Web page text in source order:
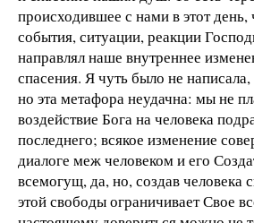
происходившее с нами в этот день,
события, ситуации, реакции
направлял наше внутреннее
спасения. Я чуть было не
но эта метафора неудачна: мы не
воздействие Бога на человека
последнего; всякое изменение
диалоге меж человеком и его
всемогущ, да, но, создав
этой свободы ограничивает Свое